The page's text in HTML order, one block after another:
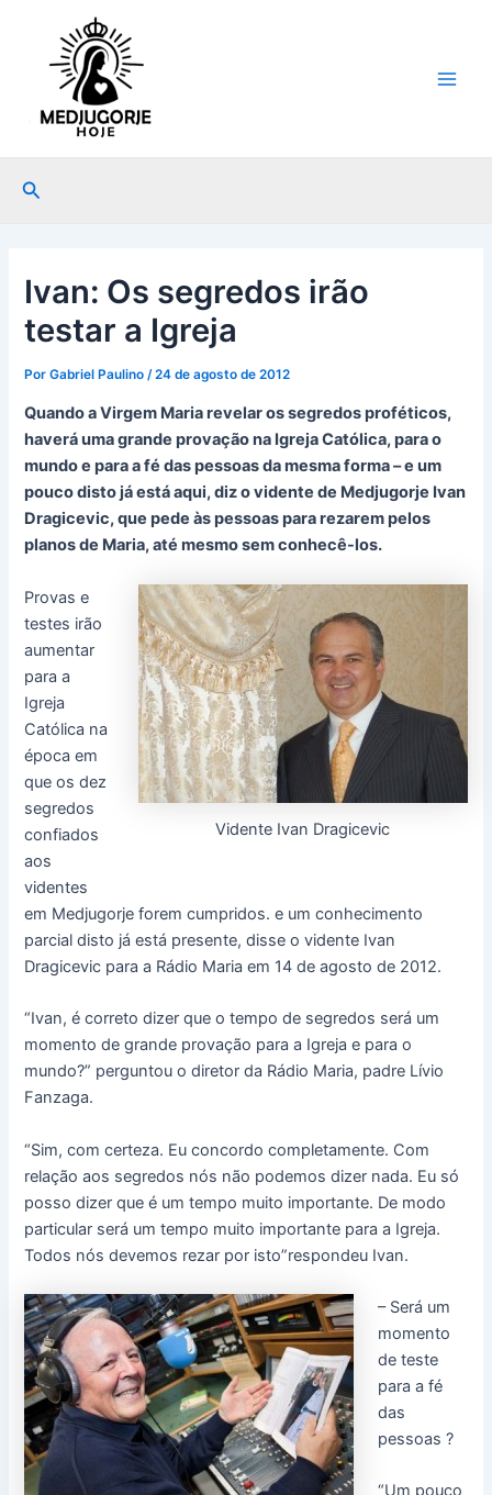
conteúdo
Pesquisar
Ivan: Os segredos irão
testar a Igreja
PorGabriel Paulino/24 de agosto de 2012
Quando a Virgem Maria revelar os segredos proféticos,
haverá uma grande provação na Igreja Católica, para o
mundo e para a fé das pessoas da mesma forma – e um
pouco disto já está aqui, diz o vidente de Medjugorje Ivan
Dragicevic, que pede às pessoas para rezarem pelos
planos de Maria, até mesmo sem conhecê-los.
Vidente Ivan Dragicevic
Provas e
testes irão
aumentar
para a
Igreja
Católica na
época em
que os dez
segredos
confiados
aos
videntes
em Medjugorje forem cumpridos. e um conhecimento
parcial disto já está presente, disse o vidente Ivan
Dragicevic para a Rádio Maria em 14 de agosto de 2012.
“Ivan, é correto dizer que o tempo de segredos será um
momento de grande provação para a Igreja e para o
mundo?” perguntou o diretor da Rádio Maria, padre Lívio
Fanzaga.
“Sim, com certeza. Eu concordo completamente. Com
relação aos segredos nós não podemos dizer nada. Eu só
posso dizer que é um tempo muito importante. De modo
particular será um tempo muito importante para a Igreja.
Todos nós devemos rezar por isto”respondeu Ivan.
– Será um
momento
de teste
para a fé
das
pessoas ?
“Um pouco
navigation